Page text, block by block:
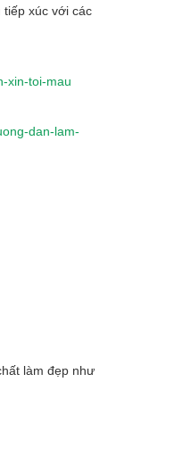
tiếp xúc với các
xin-toi-mau
dan-lam-
làm đẹp như